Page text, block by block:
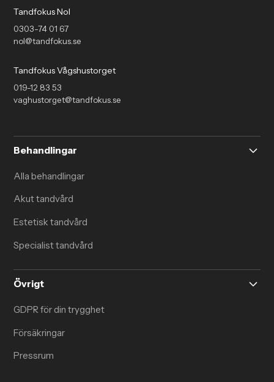
Tandfokus Nol
nol@tandfokus.se
0303-74 01 67
Tandfokus Vågshustorget
vaghustorget@tandfokus.se
019-12 83 53
Behandlingar
Alla behandlingar
Akut tandvård
Estetisk tandvård
Specialist tandvård
Övrigt
GDPR för din trygghet
Försäkringar
Pressrum